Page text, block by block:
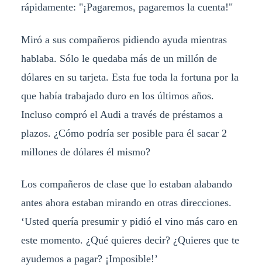
rápidamente: "¡Pagaremos, pagaremos la cuenta!"
Miró a sus compañeros pidiendo ayuda mientras
hablaba. Sólo le quedaba más de un millón de
dólares en su tarjeta. Esta fue toda la fortuna por la
que había trabajado duro en los últimos años.
Incluso compró el Audi a través de préstamos a
plazos. ¿Cómo podría ser posible para él sacar 2
millones de dólares él mismo?
Los compañeros de clase que lo estaban alabando
antes ahora estaban mirando en otras direcciones.
‘Usted quería presumir y pidió el vino más caro en
este momento. ¿Qué quieres decir? ¿Quieres que te
ayudemos a pagar? ¡Imposible!’